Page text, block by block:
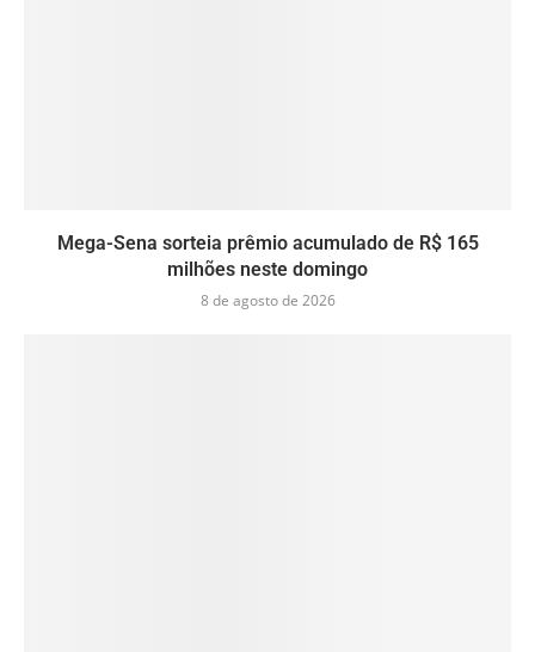
Mega-Sena sorteia prêmio acumulado de R$ 165
milhões neste domingo
8 de agosto de 2026